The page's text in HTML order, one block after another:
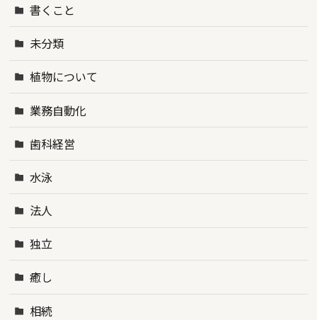
書くこと
未分類
植物について
業務自動化
歯科経営
水泳
法人
独立
癒し
相続